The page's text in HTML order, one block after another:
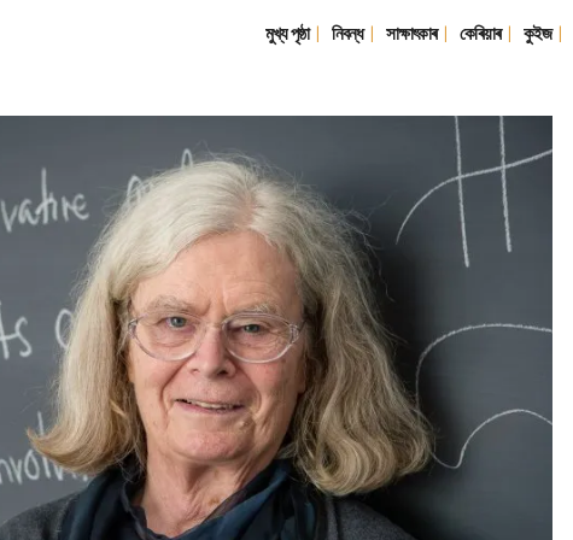
মুখ্য পৃষ্ঠা নিবন্ধ সাক্ষাৎকাৰ কেৰিয়াৰ কুইজ